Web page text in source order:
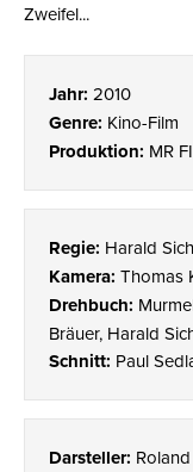
Zweifel...
Jahr: 2010
Genre: Kino-Film
Produktion: MR
Regie: Harald
Kamera: Thomas
Drehbuch:
Bräuer, Harald
Schnitt: Paul
Darsteller: